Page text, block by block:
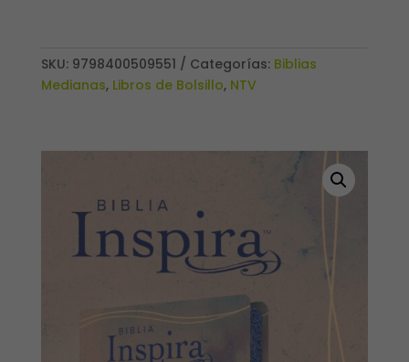
SKU: 9798400509551 Categorías: Biblias
Medianas, Libros de Bolsillo, NTV